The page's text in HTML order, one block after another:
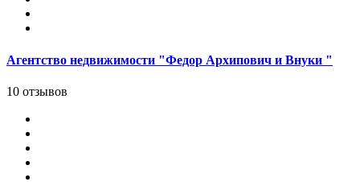
Агентство недвижимости "Федор Архипович и Внуки "
10 отзывов